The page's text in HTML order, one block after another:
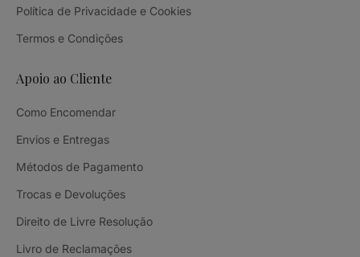
Política de Privacidade e Cookies
Termos e Condições
Apoio ao Cliente
Como Encomendar
Envios e Entregas
Métodos de Pagamento
Trocas e Devoluções
Direito de Livre Resolução
Livro de Reclamações